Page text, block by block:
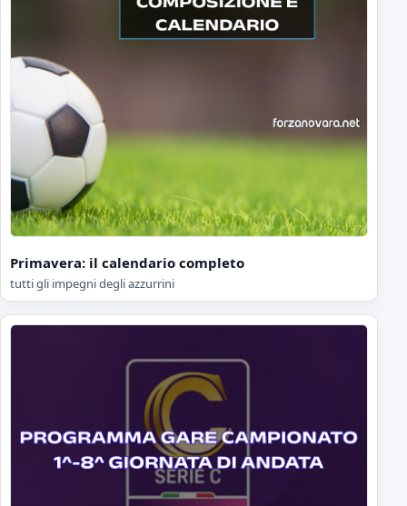
Primavera: il calendario completo
tutti gli impegni degli azzurrini